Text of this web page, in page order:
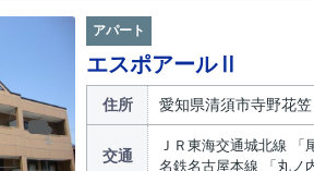
アパート
エスポアールⅡ
住所 愛知県清須市寺野花笠
交通
ＪＲ東海交通城北線 「
名鉄名古屋本線 「丸ノ